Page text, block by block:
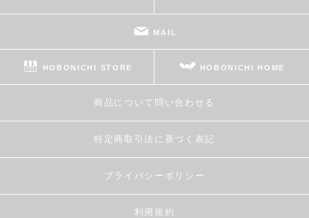
MAIL
HOBONICHI STORE HOBONICHI HOME
商品について問い合わせる
特定商取引法に基づく表記
プライバシーポリシー
利用規約